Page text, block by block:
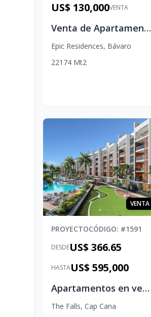
VENTA
US$ 130,000
Venta de Apartamento en Punta Cana | 2 Habitaciones en Epic Sun Residences
Epic Residences, Bávaro
221 74 Mt2
VENTA
PROYECTOCÓDIGO: #1591
DESDEUS$ 366.65
HASTAUS$ 595,000
Apartamentos en venta en Cap Cana | Vista Golf Residences Punta Cana
The Falls, Cap Cana